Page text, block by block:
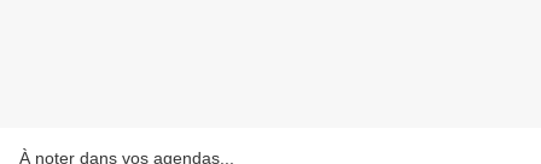
À noter dans vos agendas...